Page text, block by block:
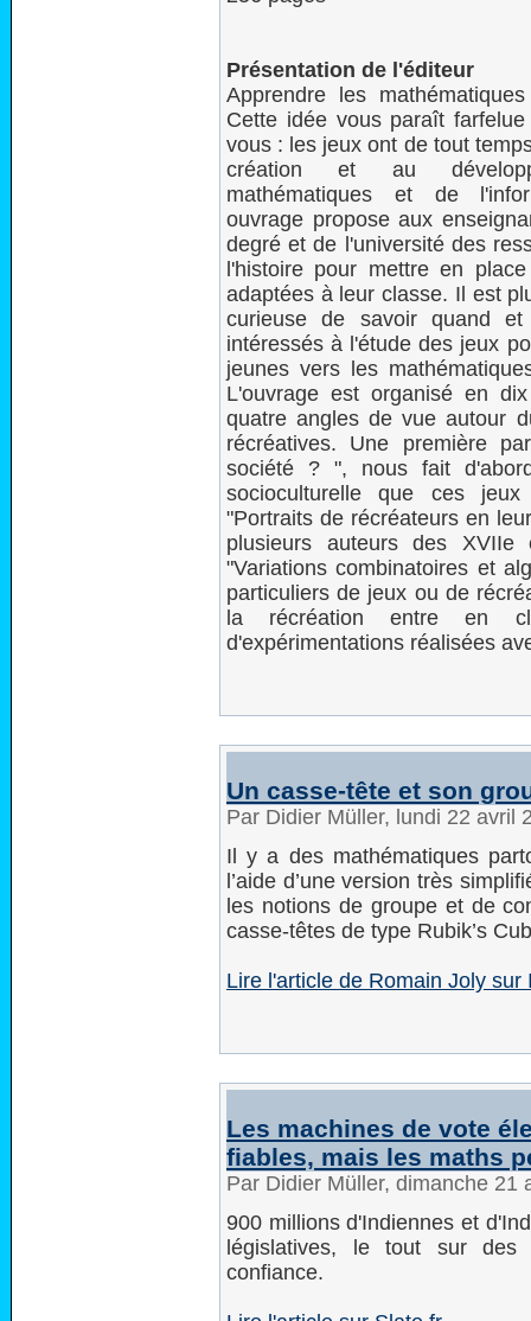
Présentation de l'éditeur
Apprendre les
Cette idée vous paraît
vous : les jeux ont de tout
création et au
mathématiques et de
ouvrage propose aux
degré et de l'université des
l'histoire pour mettre en
adaptées à leur classe. Il est
curieuse de savoir quand
intéressés à l'étude des jeux
jeunes vers les
L'ouvrage est organisé en
quatre angles de vue autour
récréatives. Une première
société ? ", nous fait
socioculturelle que ces
"Portraits de récréateurs en
plusieurs auteurs des
"Variations combinatoires et
particuliers de jeux ou de
la récréation entre en
d'expérimentations réalisées
Un casse-tête et son
Par Didier Müller, lundi 22 avril
Il y a des mathématiques
l’aide d’une version très
les notions de groupe et de
casse-têtes de type Rubik’s
Lire l'article de Romain Joly
Les machines de vote
fiables, mais les maths
Par Didier Müller, dimanche 21
900 millions d'Indiennes et
législatives, le tout sur des
confiance.